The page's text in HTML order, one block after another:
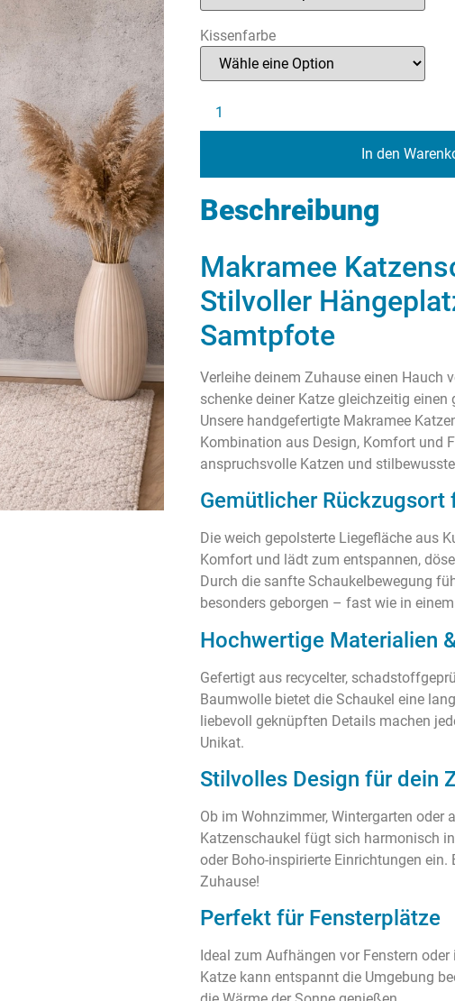
Kissenfarbe
In den
Beschreibung
Makramee
Stilvoller
Samtpfote
Verleihe deinem Zuhause einen Hauch
schenke deiner Katze gleichzeitig
Unsere handgefertigte Makramee
Kombination aus Design, Komfort und
anspruchsvolle Katzen und
Gemütlicher Rückzugsort
Die weich gepolsterte Liegefläche aus
Komfort und lädt zum entspannen,
Durch die sanfte Schaukelbewegung
besonders geborgen – fast wie in
Hochwertige Materialien
Gefertigt aus recycelter,
Baumwolle bietet die Schaukel eine
liebevoll geknüpften Details machen
Unikat.
Stilvolles Design für dein
Ob im Wohnzimmer, Wintergarten oder
Katzenschaukel fügt sich harmonisch
oder Boho-inspirierte Einrichtungen
Zuhause!
Perfekt für Fensterplätze
Ideal zum Aufhängen vor Fenstern
Katze kann entspannt die Umgebung